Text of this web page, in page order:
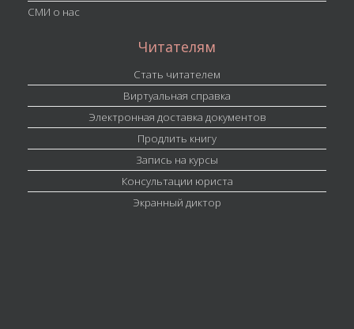
СМИ о нас
Читателям
Стать читателем
Виртуальная справка
Электронная доставка документов
Продлить книгу
Запись на курсы
Консультации юриста
Экранный диктор